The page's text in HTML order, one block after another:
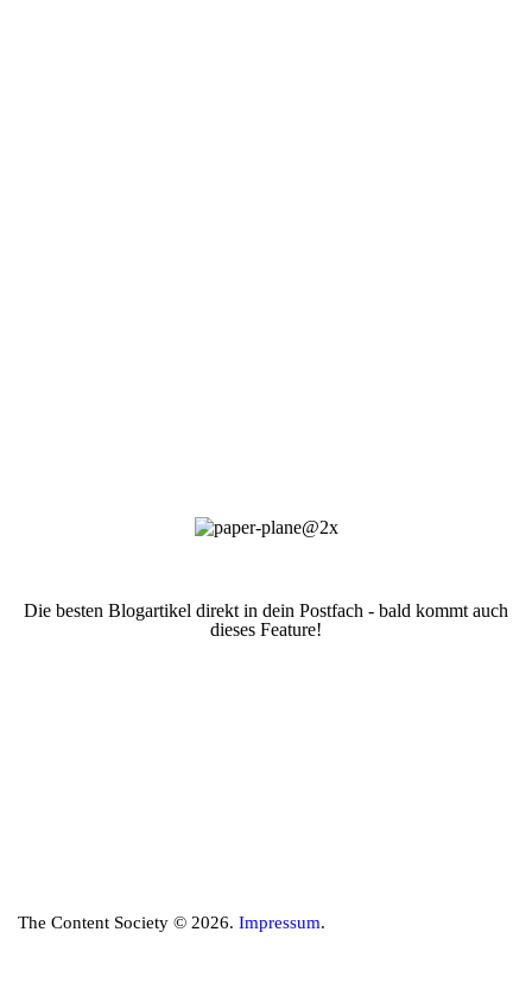
Die besten Blogartikel direkt in dein Postfach - bald kommt auch
dieses Feature!
The Content Society © 2026. Impressum.